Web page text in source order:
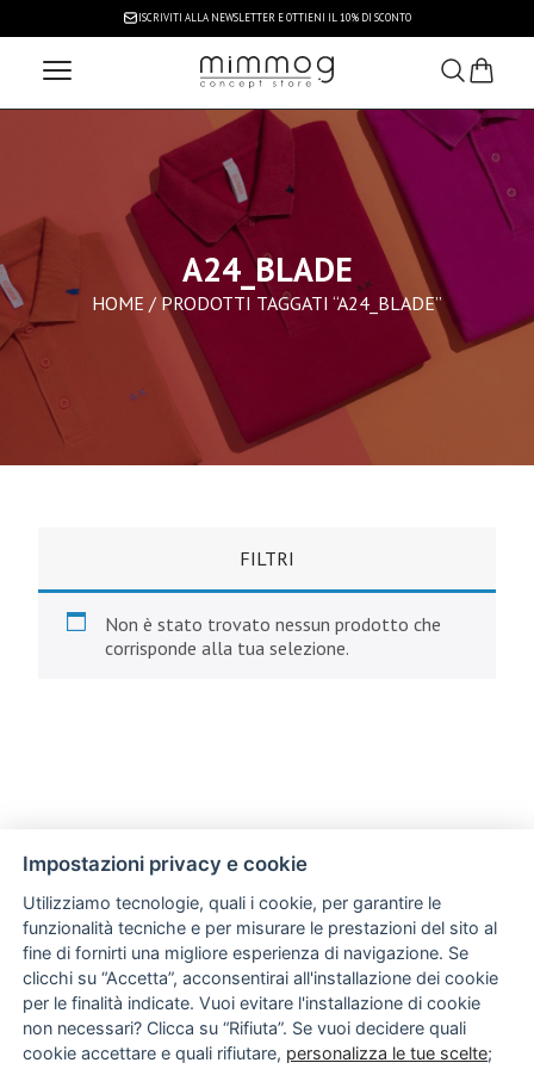
ISCRIVITI ALLA NEWSLETTER E OTTIENI IL 10% DI SCONTO
A24_BLADE
HOME / PRODOTTI TAGGATI “A24_BLADE”
FILTRI
Non è stato trovato nessun prodotto che
corrisponde alla tua selezione.
Impostazioni privacy e cookie
Utilizziamo tecnologie, quali i cookie, per garantire le
funzionalità tecniche e per misurare le prestazioni del sito al
fine di fornirti una migliore esperienza di navigazione. Se
clicchi su “Accetta”, acconsentirai all'installazione dei cookie
per le finalità indicate. Vuoi evitare l'installazione di cookie
non necessari? Clicca su “Rifiuta”. Se vuoi decidere quali
cookie accettare e quali rifiutare, personalizza le tue scelte;